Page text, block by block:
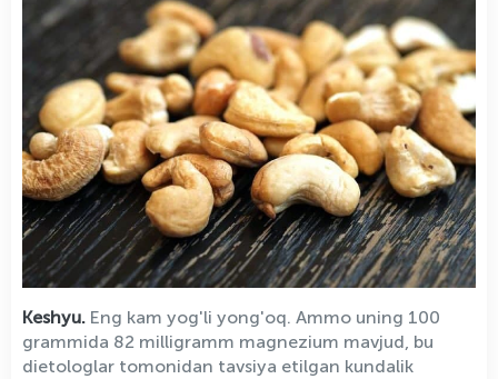
Keshyu. Eng kam yog'li yong'oq. Ammo uning 100
grammida 82 milligramm magnezium mavjud, bu
dietologlar tomonidan tavsiya etilgan kundalik